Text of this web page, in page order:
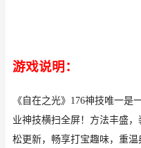
游戏说明：
《自在之光》176神技唯一是
业神技横扫全屏！方法丰盛
松更新，畅享打宝趣味，重